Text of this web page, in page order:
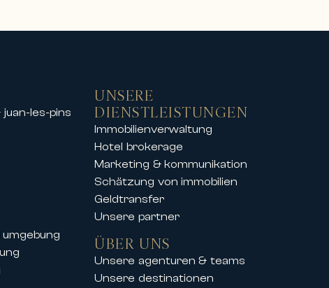
Skigebieten an, sodass Sie
genießen können.
– unsere Immobilien
International seine Kunden auch
juan-les-pins
UNSERE
DIENSTLEISTUNGEN
Immobilienverwaltung
Hotel brokerage
Marketing & kommunikation
Schätzung von immobilien
Geldtransfer
Unsere partner
ÜBER UNS
Unsere agenturen & teams
Unsere destinationen